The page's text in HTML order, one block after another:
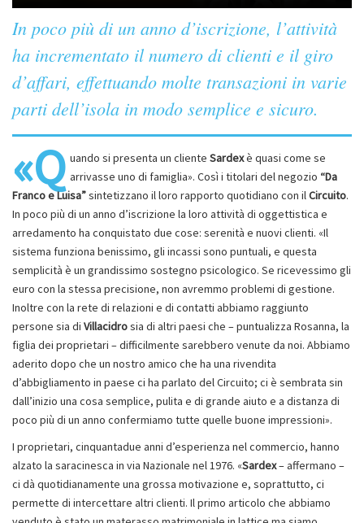
In poco più di un anno d’iscrizione, l’attività
ha incrementato il numero di clienti e il giro
d’affari, effettuando molte transazioni in varie
parti dell’isola in modo semplice e sicuro.
«Q uando si presenta un cliente Sardexè quasi come se
arrivasse uno di famiglia». Così i titolari del negozio “Da
Franco e Luisa”sintetizzano il loro rapporto quotidiano con ilCircuito.
In poco più di un anno d’iscrizione la loro attività di oggettistica e
arredamento ha conquistato due cose: serenità e nuovi clienti. «Il
sistema funziona benissimo, gli incassi sono puntuali, e questa
semplicità è un grandissimo sostegno psicologico. Se ricevessimo gli
euro con la stessa precisione, non avremmo problemi di gestione.
Inoltre con la rete di relazioni e di contatti abbiamo raggiunto
persone sia di Villacidrosia di altri paesi che – puntualizza Rosanna, la
figlia dei proprietari – difficilmente sarebbero venute da noi. Abbiamo
aderito dopo che un nostro amico che ha una rivendita
d’abbigliamento in paese ci ha parlato del Circuito; ci è sembrata sin
dall’inizio una cosa semplice, pulita e di grande aiuto e a distanza di
poco più di un anno confermiamo tutte quelle buone impressioni».
I proprietari, cinquantadue anni d’esperienza nel commercio, hanno
alzato la saracinesca in via Nazionale nel 1976. «Sardex– affermano –
ci dà quotidianamente una grossa motivazione e, soprattutto, ci
permette di intercettare altri clienti. Il primo articolo che abbiamo